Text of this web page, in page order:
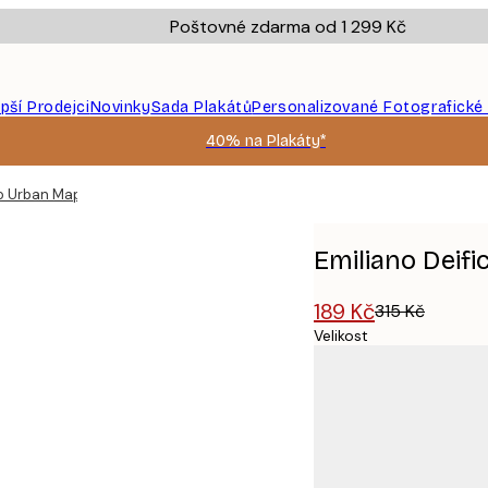
Poštovné zdarma od 1 299 Kč
ProdejciNovinkySada PlakátůPersonalizované Fotografické
40% na Plakáty*
Map Plakát
Emiliano
189 Kč315 Kč
Velikost